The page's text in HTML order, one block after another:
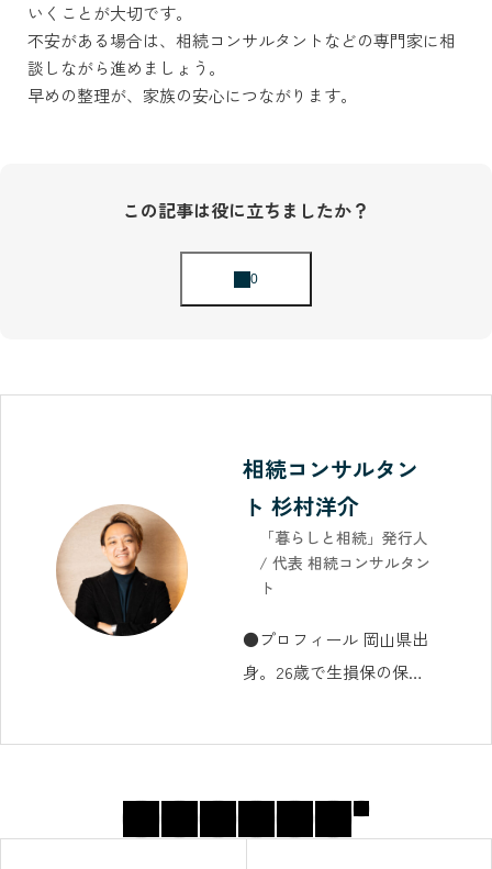
いくことが大切です。
不安がある場合は、相続コンサルタントなどの専門家に相
談しながら進めましょう。
早めの整理が、家族の安心につながります。
この記事は役に立ちましたか？
相続コンサルタン
ト 杉村洋介
「暮らしと相続」発行人
/ 代表 相続コンサルタン
ト
●プロフィール 岡山県出
身。26歳で生損保の保険
フ」を設立し、その後相
しむ人を救うべく2015年
から相続コンサルタント